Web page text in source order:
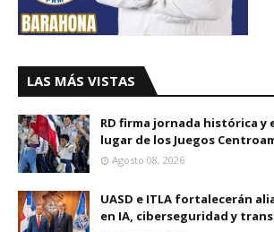
LAS MÁS VISTAS
RD firma jornada histórica y
lugar de los Juegos
Agosto 08, 2026
UASD e ITLA fortalecerán
en IA, ciberseguridad y